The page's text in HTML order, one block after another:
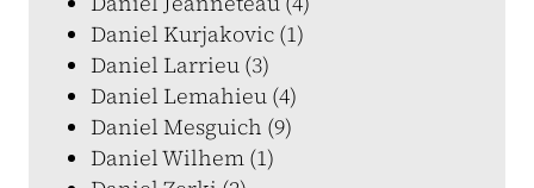
Daniel Kurjakovic (1)
Daniel Larrieu (3)
Daniel Lemahieu (4)
Daniel Mesguich (9)
Daniel Wilhem (1)